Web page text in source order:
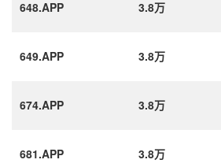
648.APP 3.8万
649.APP 3.8万
674.APP 3.8万
681.APP 3.8万